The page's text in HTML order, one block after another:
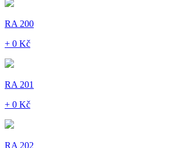
RA 200
+ 0 Kč
RA 201
+ 0 Kč
RA 202